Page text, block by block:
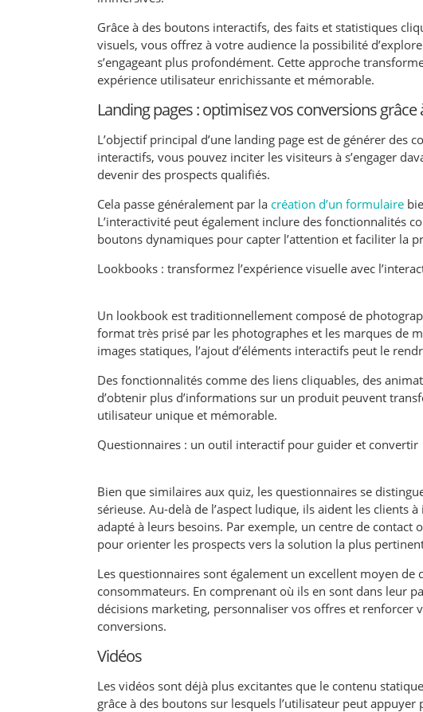
Grâce à des boutons interactifs, des faits et statistiques
visuels, vous offrez à votre audience la possibilité
s’engageant plus profondément. Cette approche
expérience utilisateur enrichissante et mémorable.
Landing pages : optimisez vos conversions grâce
L’objectif principal d’une landing page est de générer des
interactifs, vous pouvez inciter les visiteurs à s’engager
devenir des prospects qualifiés.
Cela passe généralement par la création d’un formulaire
L’interactivité peut également inclure des fonctionnalités
boutons dynamiques pour capter l’attention et faciliter la
Lookbooks : transformez l’expérience visuelle avec
Un lookbook est traditionnellement composé de
format très prisé par les photographes et les marques de
images statiques, l’ajout d’éléments interactifs peut le
Des fonctionnalités comme des liens cliquables, des
d’obtenir plus d’informations sur un produit peuvent
utilisateur unique et mémorable.
Questionnaires : un outil interactif pour guider et convertir
Bien que similaires aux quiz, les questionnaires se
sérieuse. Au-delà de l’aspect ludique, ils aident les clients
adapté à leurs besoins. Par exemple, un centre de
pour orienter les prospects vers la solution la plus
Les questionnaires sont également un excellent moyen de
consommateurs. En comprenant où ils en sont dans leur
décisions marketing, personnaliser vos offres et renforcer
conversions.
Vidéos
Les vidéos sont déjà plus excitantes que le contenu
grâce à des boutons sur lesquels l’utilisateur peut